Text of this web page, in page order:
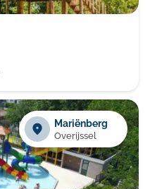
Mariënberg
Overijssel